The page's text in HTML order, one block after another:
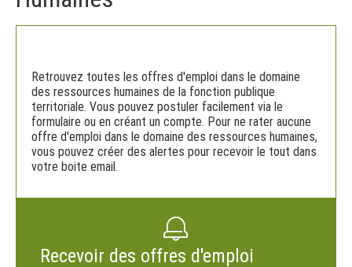
Retrouvez toutes les offres d'emploi dans le domaine
des ressources humaines de la fonction publique
territoriale. Vous pouvez postuler facilement via le
formulaire ou en créant un compte. Pour ne rater aucune
offre d'emploi dans le domaine des ressources humaines,
vous pouvez créer des alertes pour recevoir le tout dans
votre boite email.
Recevoir des offres d'emploi